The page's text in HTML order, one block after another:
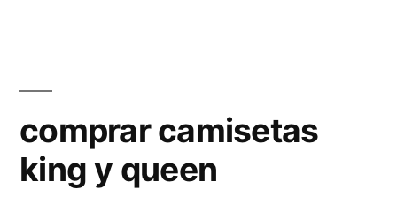
comprar camisetas
king y queen